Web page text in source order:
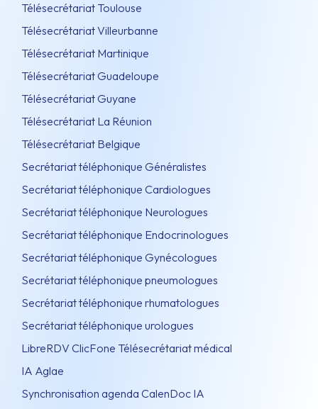
Télésecrétariat Toulouse
Télésecrétariat Villeurbanne
Télésecrétariat Martinique
Télésecrétariat Guadeloupe
Télésecrétariat Guyane
Télésecrétariat La Réunion
Télésecrétariat Belgique
Secrétariat téléphonique Généralistes
Secrétariat téléphonique Cardiologues
Secrétariat téléphonique Neurologues
Secrétariat téléphonique Endocrinologues
Secrétariat téléphonique Gynécologues
Secrétariat téléphonique pneumologues
Secrétariat téléphonique rhumatologues
Secrétariat téléphonique urologues
LibreRDV ClicFone Télésecrétariat médical
IA Aglae
Synchronisation agenda CalenDoc IA